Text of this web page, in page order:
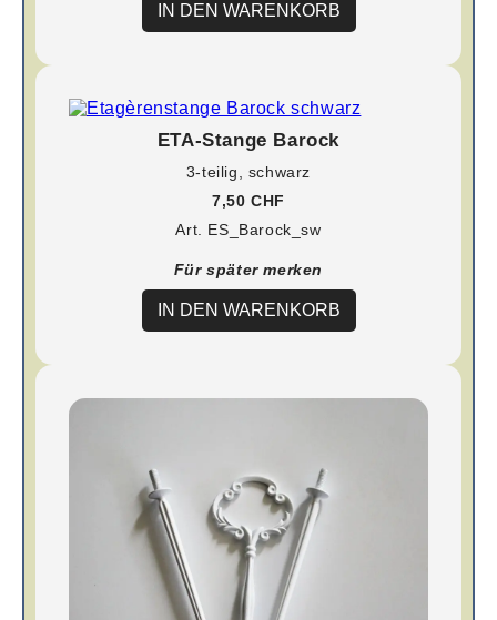
IN DEN WARENKORB
ETA-Stange Barock
3-teilig, schwarz
7,50 CHF
Art. ES_Barock_sw
Für später merken
IN DEN WARENKORB